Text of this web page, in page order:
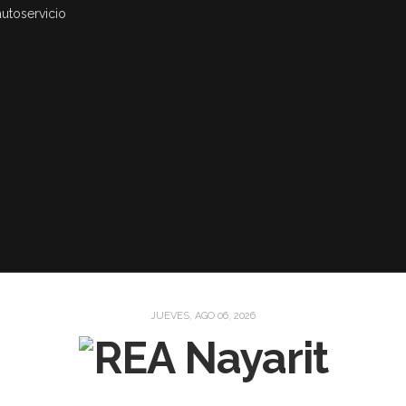
JUEVES, AGO 06, 2026